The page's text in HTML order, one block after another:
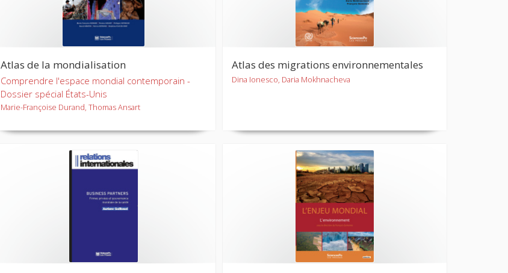
Atlas de la mondialisation
Comprendre l'espace mondial contemporain -
Dossier spécial États-Unis
Marie-Françoise Durand, Thomas Ansart
Atlas des migrations environnementales
Dina Ionesco, Daria Mokhnacheva